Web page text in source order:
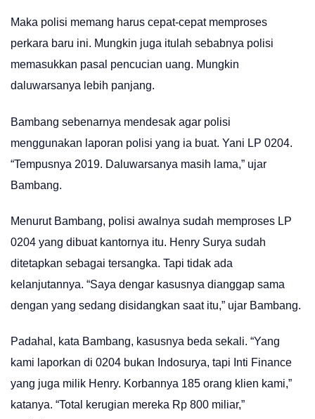
Maka polisi memang harus cepat-cepat memproses
perkara baru ini. Mungkin juga itulah sebabnya polisi
memasukkan pasal pencucian uang. Mungkin
daluwarsanya lebih panjang.
Bambang sebenarnya mendesak agar polisi
menggunakan laporan polisi yang ia buat. Yani LP 0204.
“Tempusnya 2019. Daluwarsanya masih lama,” ujar
Bambang.
Menurut Bambang, polisi awalnya sudah memproses LP
0204 yang dibuat kantornya itu. Henry Surya sudah
ditetapkan sebagai tersangka. Tapi tidak ada
kelanjutannya. “Saya dengar kasusnya dianggap sama
dengan yang sedang disidangkan saat itu,” ujar Bambang.
Padahal, kata Bambang, kasusnya beda sekali. “Yang
kami laporkan di 0204 bukan Indosurya, tapi Inti Finance
yang juga milik Henry. Korbannya 185 orang klien kami,”
katanya. “Total kerugian mereka Rp 800 miliar,”